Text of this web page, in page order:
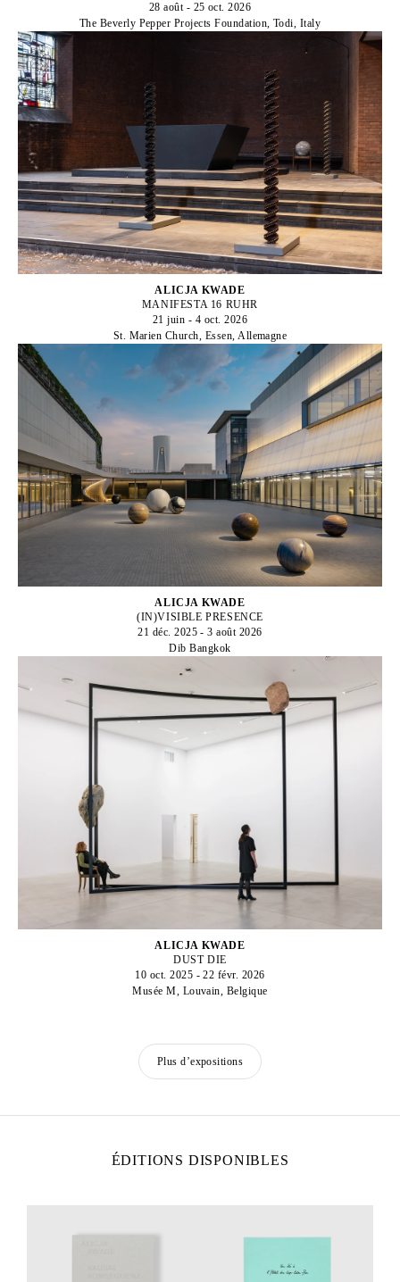
28 août - 25 oct. 2026
The Beverly Pepper Projects Foundation, Todi, Italy
ALICJA KWADE
MANIFESTA 16 RUHR
21 juin - 4 oct. 2026
St. Marien Church, Essen, Allemagne
ALICJA KWADE
(IN)VISIBLE PRESENCE
21 déc. 2025 - 3 août 2026
Dib Bangkok
ALICJA KWADE
DUST DIE
10 oct. 2025 - 22 févr. 2026
Musée M, Louvain, Belgique
Plus d’expositions
ÉDITIONS DISPONIBLES